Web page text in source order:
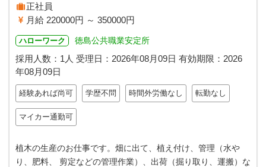
正社員
月給 220000円 ～ 350000円
ハローワーク 徳島公共職業安定所
採用人数：1人 受理日： 2026年08月09日 有効期限： 2026
年08月09日
経験あれば尚可 学歴不問 時間外労働なし 転勤なし
マイカー通勤可
植木の生産のお仕事です。畑に出て、植え付け、管理（水や
り、肥料、 剪定などの管理作業）、出荷（掘り取り、運搬）な